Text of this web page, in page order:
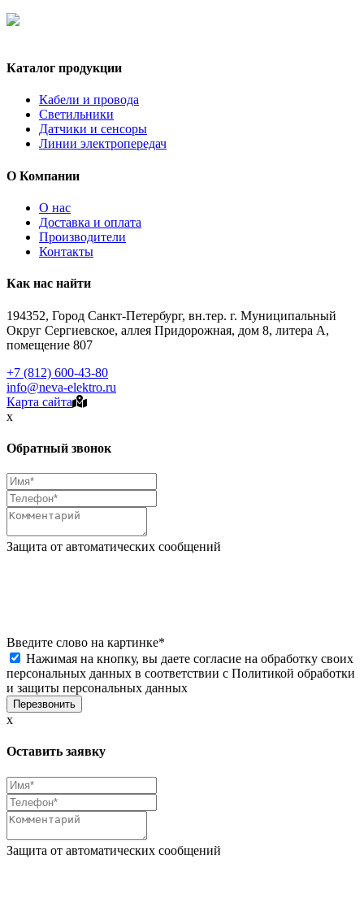
Каталог продукции
Кабели и провода
Светильники
Датчики и сенсоры
Линии электропередач
О Компании
О нас
Доставка и оплата
Производители
Контакты
Как нас найти
194352, Город Санкт-Петербург, вн.тер. г. Муниципальный
Округ Сергиевское, аллея Придорожная, дом 8, литера А,
помещение 807
+7 (812) 600-43-80
info@neva-elektro.ru
Карта сайта
x
Обратный звонок
Защита от автоматических сообщений
Введите слово на картинке*
Нажимая на кнопку, вы даете согласие на обработку своих
персональных данных в соответствии с Политикой обработки
и защиты персональных данных
x
Оставить заявку
Защита от автоматических сообщений